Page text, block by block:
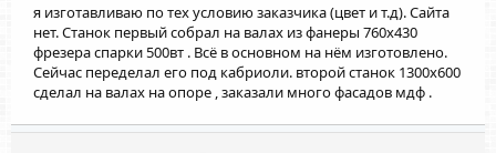
я изготавливаю по тех условию заказчика (цвет и т.д). Сайта
нет. Станок первый собрал на валах из фанеры 760х430
фрезера спарки 500вт . Всё в основном на нём изготовлено.
Сейчас переделал его под кабриоли. второй станок 1300х600
сделал на валах на опоре , заказали много фасадов мдф .